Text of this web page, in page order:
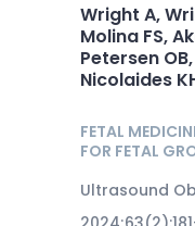
Wright A,
Molina FS,
Petersen
Nicolaides
FETAL
FOR FETAL
Ultrasound